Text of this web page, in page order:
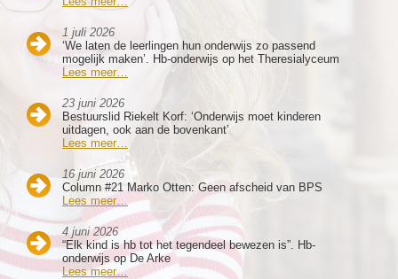
1 juli 2026
‘We laten de leerlingen hun onderwijs zo passend
mogelijk maken’. Hb-onderwijs op het Theresialyceum
Lees meer…
23 juni 2026
Bestuurslid Riekelt Korf: ‘Onderwijs moet kinderen
uitdagen, ook aan de bovenkant’
Lees meer…
16 juni 2026
Column #21 Marko Otten: Geen afscheid van BPS
Lees meer…
4 juni 2026
“Elk kind is hb tot het tegendeel bewezen is”. Hb-
onderwijs op De Arke
Lees meer…